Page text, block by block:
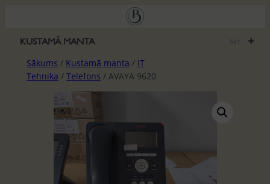
saturu
+
KUSTAMĀ MANTA
Sākums / Kustamā manta / IT
Tehnika / Telefons / AVAYA 9620